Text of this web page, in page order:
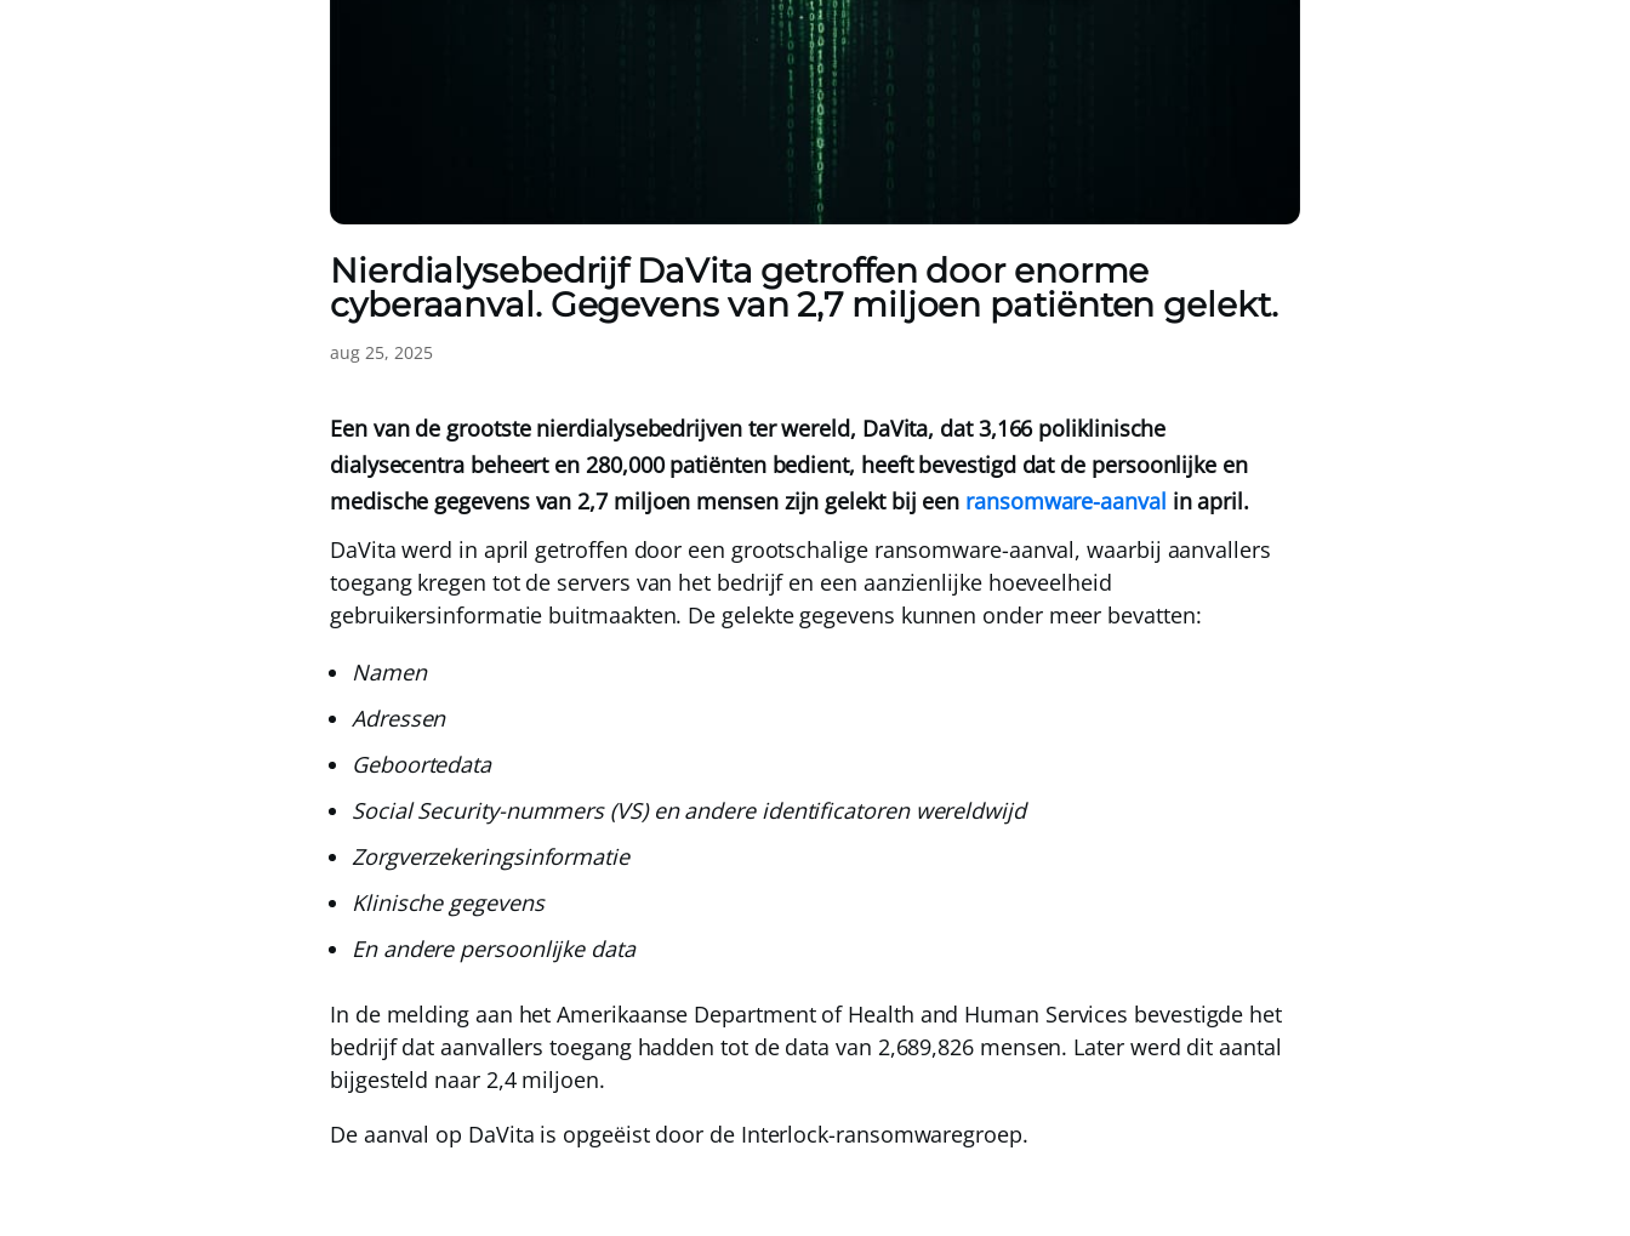
Nierdialysebedrijf DaVita getroffen door enorme
cyberaanval. Gegevens van 2,7 miljoen patiënten gelekt.
aug 25, 2025
Een van de grootste nierdialysebedrijven ter wereld, DaVita, dat 3,166 poliklinische
dialysecentra beheert en 280,000 patiënten bedient, heeft bevestigd dat de persoonlijke en
medische gegevens van 2,7 miljoen mensen zijn gelekt bij een ransomware-aanval in april.
DaVita werd in april getroffen door een grootschalige ransomware-aanval, waarbij aanvallers
toegang kregen tot de servers van het bedrijf en een aanzienlijke hoeveelheid
gebruikersinformatie buitmaakten. De gelekte gegevens kunnen onder meer bevatten:
Namen
Adressen
Geboortedata
Social Security-nummers (VS) en andere identificatoren wereldwijd
Zorgverzekeringsinformatie
Klinische gegevens
En andere persoonlijke data
In de melding aan het Amerikaanse Department of Health and Human Services bevestigde het
bedrijf dat aanvallers toegang hadden tot de data van 2,689,826 mensen. Later werd dit aantal
bijgesteld naar 2,4 miljoen.
De aanval op DaVita is opgeëist door de Interlock-ransomwaregroep.